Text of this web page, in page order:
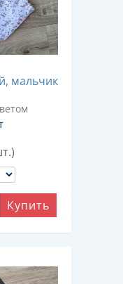
мальчик
Купить